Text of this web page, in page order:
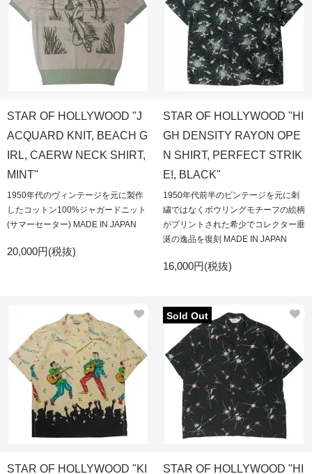
STAR OF HOLLYWOOD "J
ACQUARD KNIT, BEACH G
IRL, CAERW NECK SHIRT,
MINT"
1950年代のヴィンテージを元に製作
したコットン100%ジャガードニット
(サマーセーター) MADE IN JAPAN
20,000円(税抜)
STAR OF HOLLYWOOD "HI
GH DENSITY RAYON OPE
N SHIRT, PERFECT STRIK
E!, BLACK"
1950年代前半のビンテージを元に刺
繍ではなくボウリングモチーフの絵柄
がプリントされた希少でコレクター垂
涎の逸品を復刻 MADE IN JAPAN
16,000円(税抜)
STAR OF HOLLYWOOD "KI
Sold Out
STAR OF HOLLYWOOD "HI